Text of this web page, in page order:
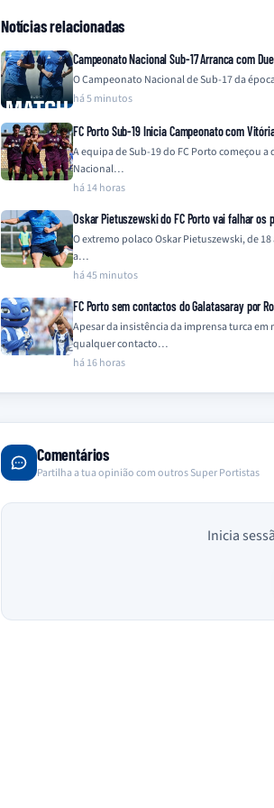
Notícias relacionadas
Campeonato Nacional Sub-17 Arranca com
O Campeonato Nacional de Sub-17 da
há 5 minutos
FC Porto Sub-19 Inicia Campeonato com
A equipa de Sub-19 do FC Porto começou
Nacional…
há 14 horas
Oskar Pietuszewski do FC Porto vai falhar
O extremo polaco Oskar Pietuszewski, de
a…
há 45 minutos
FC Porto sem contactos do Galatasaray por
Apesar da insistência da imprensa turca
qualquer contacto…
há 16 horas
Comentários
Partilha a tua opinião com outros Super Portistas
Inicia